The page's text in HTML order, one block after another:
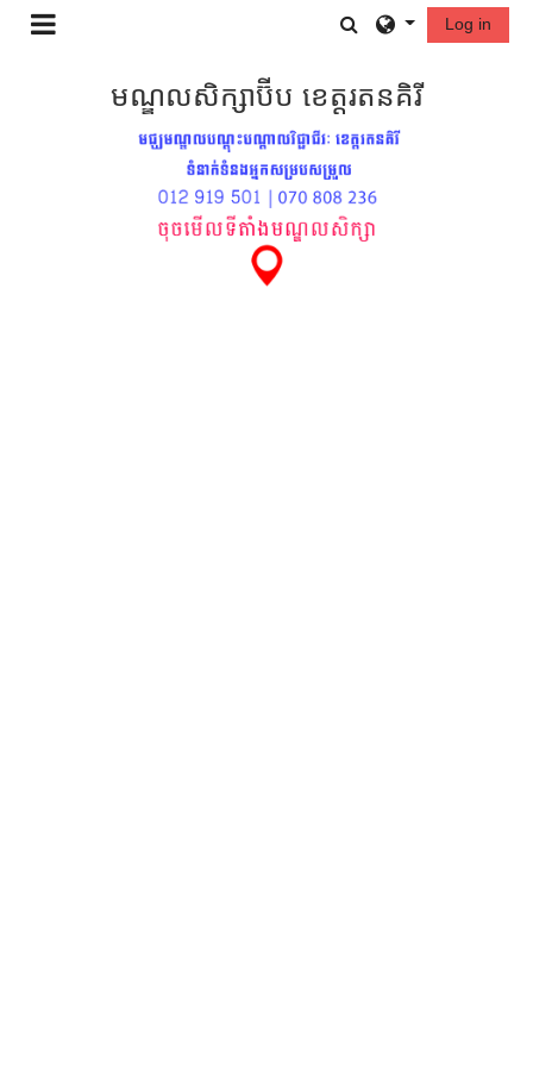
រំលងទៅកាន់មាតិកាមេ Toggle search
Log in
មណ្ឌលសិក្សាប៊ីប ខេត្តរតនគិរី